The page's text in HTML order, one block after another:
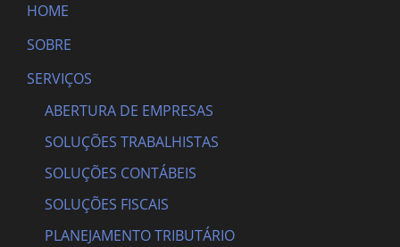
HOME
SOBRE
SERVIÇOS
ABERTURA DE EMPRESAS
SOLUÇÕES TRABALHISTAS
SOLUÇÕES CONTÁBEIS
SOLUÇÕES FISCAIS
PLANEJAMENTO TRIBUTÁRIO